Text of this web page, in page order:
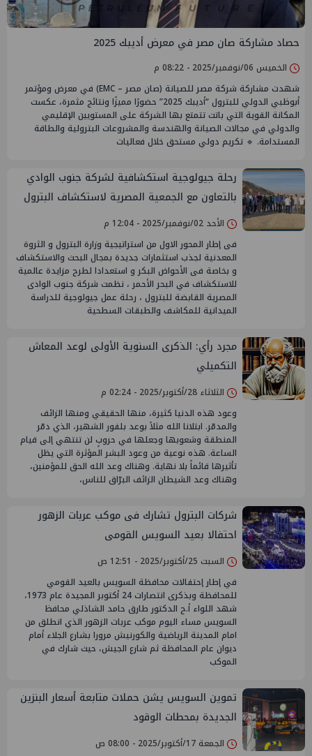
حصاد مشاركة صان مصر في معرض أديبك 2025
الخميس 06/نوفمبر/2025 - 08:22 م
شهدت مشاركة شركة مصر للصيانة (صان مصر – EMC) في معرض ومؤتمر
أبوظبي الدولي للبترول “أديبك 2025” حضورًا مميزًا ونتائج مثمرة، عكست
المكانة القوية التي باتت تتمتع بها الشركة على المستويين الإقليمي
والدولي في مجالات الصيانة والهندسة والمشروعات البترولية والطاقة
المستدامة. 🔹 تكريم دولي مستحق خلال فعاليات
رحلة جيولوجية استكشافية لشركة جنوب الوادي
بالتعاون مع الجمعية المصرية لاستكشاف البترول
وأساتذة الجامعات
الأحد 02/نوفمبر/2025 - 12:04 م
فى إطار المحور الاول من استراتيجية وزارة البترول و الثروة
المعدنية لجذب استثمارات جديدة بمجال البحث والاستكشاف
و بخاصة فى الأحواض البكر و استعدادا لطرح مزايدة عالمية
للاستكشاف في البحر الأحمر ، نظمت شركة جنوب الوادى
المصرية القابضة للبترول ، رحلة عمل جيولوجية للدراسة
الميدانية للمكاشف والطبقات السطحية
مجرد رأي: الذكرى السنوية الأولى لوعد المعاش
التكميلي
الثلاثاء 28/أكتوبر/2025 - 02:24 م
وعود هذه الدنيا كثيرة، منها الحقيقي ومنها الزائف
والمدمّر. ابتلانا الله مثلاً بوعد بلفور الشهير، الذي دمّر
المنطقة وشعوبها وجعلها في حروبٍ لن تنتهي إلى قيام
الساعة. هذه نوعية من وعود البشر المؤثرة التي يظل
تأثيرها قائماً بلا نهاية. وهناك وعد الله الحق للمؤمنين،
وهناك وعد الشيطان الزائف البرّاق للناس،
شركات البترول تشارك فى موكب عربات الزهور
احتفالا بعيد السويس القومى
السبت 25/أكتوبر/2025 - 12:51 ص
في إطار إحتفالات محافظة السويس بالعيد القومي
للمحافظة وبذكرى انتصارات 24 أكتوبر المجيدة عام 1973،
شهد اللواء أ.ح الدكتور طارق حامد الشاذلي محافظ
السويس مساء اليوم موكب عربات الزهور الذي انطلق من
امام المدينة الرياضية والكورنيش مرورا بشارع الجلاء أمام
ديوان عام المحافظة ثم شارع الجيش، حيث شارك في
الموكب
تموين السويس يشن حملات متابعة أسعار البنزين
الجديدة بمحطات الوقود
الجمعة 17/أكتوبر/2025 - 08:00 ص